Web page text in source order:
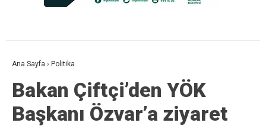
Ana Sayfa › Politika
Bakan Çiftçi’den YÖK
Başkanı Özvar’a ziyaret